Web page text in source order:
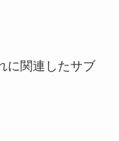
に関連したサブ